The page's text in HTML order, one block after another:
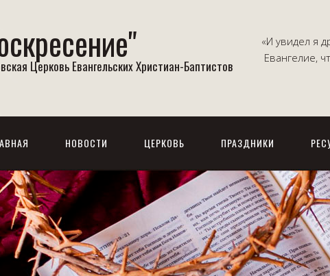
Церковь Евангельских Христиан-Баптистов
«И увидел я
Евангелие,
НОВОСТИ ЦЕРКОВЬ ПРАЗДНИКИ